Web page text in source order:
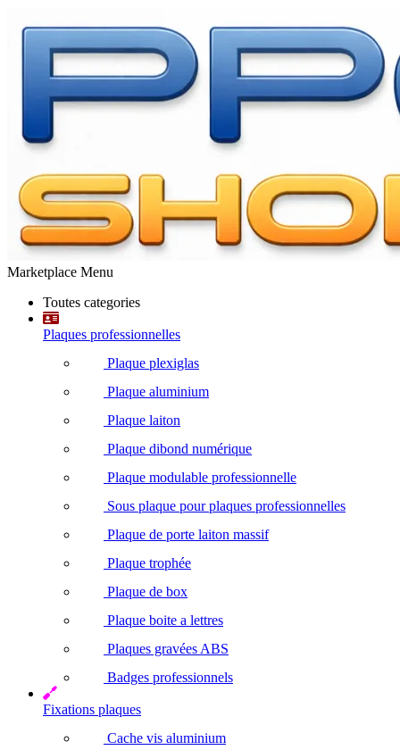
Marketplace Menu
Toutes categories
Plaques professionnelles
Plaque plexiglas
Plaque aluminium
Plaque laiton
Plaque dibond numérique
Plaque modulable professionnelle
Sous plaque pour plaques professionnelles
Plaque de porte laiton massif
Plaque trophée
Plaque de box
Plaque boite a lettres
Plaques gravées ABS
Badges professionnels
Fixations plaques
Cache vis aluminium